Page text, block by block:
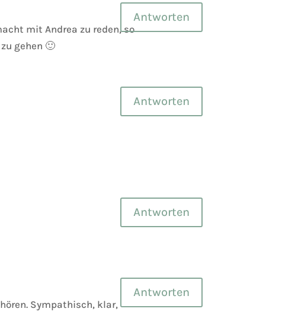
mit Andrea zu reden, so
gehen 🙂
Antworten
Antworten
Antworten
Sympathisch, klar,
Antworten